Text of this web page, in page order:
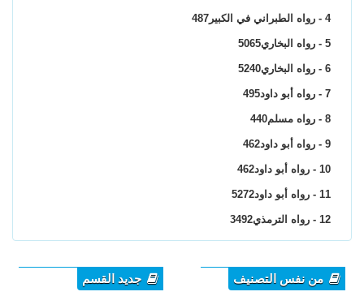
4 - رواه الطبراني في الكبير487
5 - رواه البخاري5065
6 - رواه البخاري5240
7 - رواه أبو داود495
8 - رواه مسلم440
9 - رواه أبو داود462
10 - رواه أبو داود462
11 - رواه أبو داود5272
12 - رواه الترمذي3492
من نفس التصنيف جديد القسم